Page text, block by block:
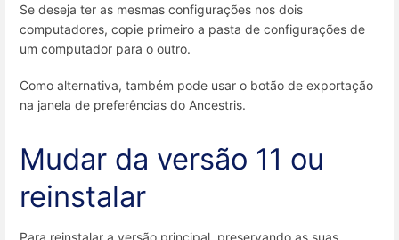
Se deseja ter as mesmas configurações nos dois
computadores, copie primeiro a pasta de configurações de
um computador para o outro.
Como alternativa, também pode usar o botão de exportação
na janela de preferências do Ancestris.
Mudar da versão 11 ou
reinstalar